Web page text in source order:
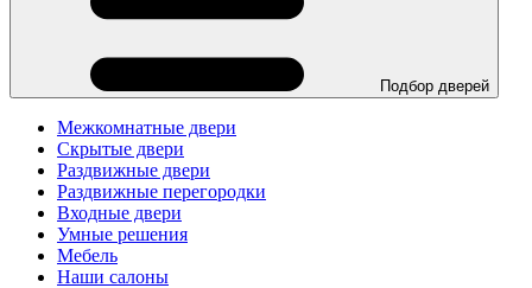
Подбор дверей
Межкомнатные двери
Скрытые двери
Раздвижные двери
Раздвижные перегородки
Входные двери
Умные решения
Мебель
Наши салоны